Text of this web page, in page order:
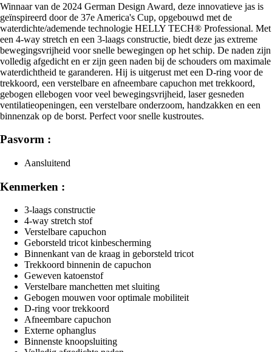
Winnaar van de 2024 German Design Award, deze innovatieve jas is
geïnspireerd door de 37e America's Cup, opgebouwd met de
waterdichte/ademende technologie HELLY TECH® Professional. Met
een 4-way stretch en een 3-laags constructie, biedt deze jas extreme
bewegingsvrijheid voor snelle bewegingen op het schip. De naden zijn
volledig afgedicht en er zijn geen naden bij de schouders om maximale
waterdichtheid te garanderen. Hij is uitgerust met een D-ring voor de
trekkoord, een verstelbare en afneembare capuchon met trekkoord,
gebogen ellebogen voor veel bewegingsvrijheid, laser gesneden
ventilatieopeningen, een verstelbare onderzoom, handzakken en een
binnenzak op de borst. Perfect voor snelle kustroutes.
Pasvorm :
Aansluitend
Kenmerken :
3-laags constructie
4-way stretch stof
Verstelbare capuchon
Geborsteld tricot kinbescherming
Binnenkant van de kraag in geborsteld tricot
Trekkoord binnenin de capuchon
Geweven katoenstof
Verstelbare manchetten met sluiting
Gebogen mouwen voor optimale mobiliteit
D-ring voor trekkoord
Afneembare capuchon
Externe ophanglus
Binnenste knoopsluiting